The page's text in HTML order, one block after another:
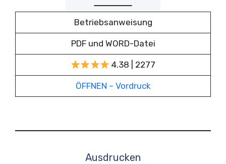
Betriebsanweisung
PDF und WORD-Datei
4.38 | 2277
ÖFFNEN – Vordruck
Ausdrucken